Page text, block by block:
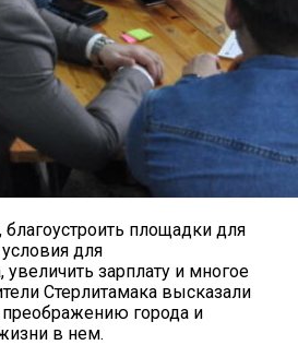
площадки для
для
увеличить зарплату и многое
Стерлитамака высказали
города и
в нем.